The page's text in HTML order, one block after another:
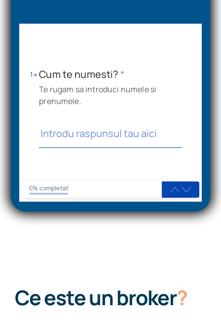
1 Cum te numesti?*
Te rugam sa introduci numele si
prenumele.
0% completat
Ce este un broker?